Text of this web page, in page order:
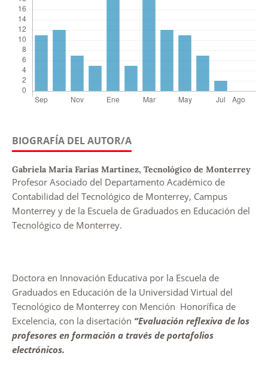
BIOGRAFÍA DEL AUTOR/A
Gabriela María Farías Martínez, Tecnológico de Monterrey
Profesor Asociado del Departamento Académico de
Contabilidad del Tecnológico de Monterrey, Campus
Monterrey y de la Escuela de Graduados en Educación del
Tecnológico de Monterrey.
Doctora en Innovación Educativa por la Escuela de
Graduados en Educación de la Universidad Virtual del
Tecnológico de Monterrey con Mención Honorífica de
Excelencia, con la disertación “Evaluación reflexiva de los
profesores en formación a través de portafolios
electrónicos.